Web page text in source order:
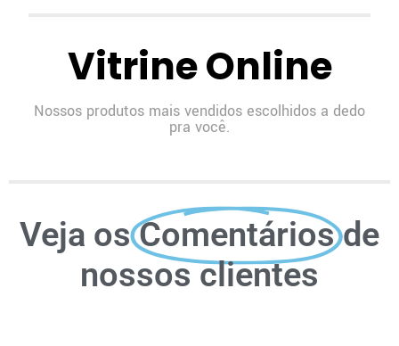
Vitrine Online
Nossos produtos mais vendidos escolhidos a dedo
pra você.
Veja os Comentários de
nossos clientes